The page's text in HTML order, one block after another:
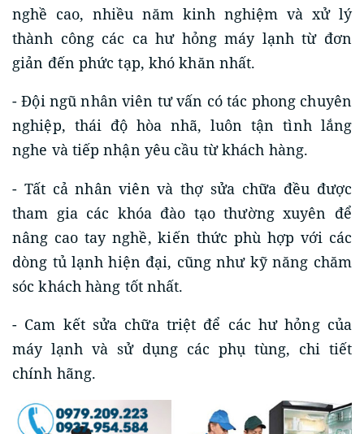
nghề cao, nhiều năm kinh nghiệm và xử lý
thành công các ca hư hỏng máy lạnh từ đơn
giản đến phức tạp, khó khăn nhất.
- Đội ngũ nhân viên tư vấn có tác phong chuyên
nghiệp, thái độ hòa nhã, luôn tận tình lắng
nghe và tiếp nhận yêu cầu từ khách hàng.
- Tất cả nhân viên và thợ sửa chữa đều được
tham gia các khóa đào tạo thường xuyên để
nâng cao tay nghề, kiến thức phù hợp với các
dòng tủ lạnh hiện đại, cũng như kỹ năng chăm
sóc khách hàng tốt nhất.
- Cam kết sửa chữa triệt để các hư hỏng của
máy lạnh và sử dụng các phụ tùng, chi tiết
chính hãng.